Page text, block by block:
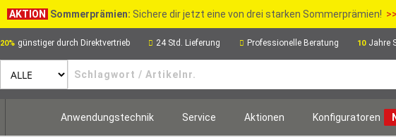
AKTION Sommerprämien: Sichere dir jetzt eine von drei starken Sommerprämien!
20% günstiger durch Direktvertrieb 24 Std. Lieferung Professionelle Beratung 10 Jahre
Anwendungstechnik Service Aktionen Konfiguratoren